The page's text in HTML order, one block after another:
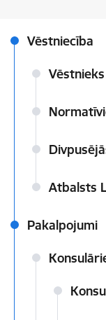
Vēstniecība
Vēstnieks
Atbalsts
Pakalpojumi